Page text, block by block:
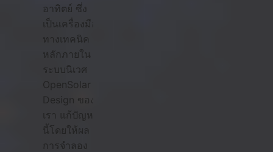
อาทิตย์ ซึ่ง
เป็นเครื่องมือ
ทางเทคนิค
หลักภายใน
ระบบนิเวศ
OpenSolar
Design ของ
เรา แก้ปัญหา
นี้โดยให้ผล
การจำลอง